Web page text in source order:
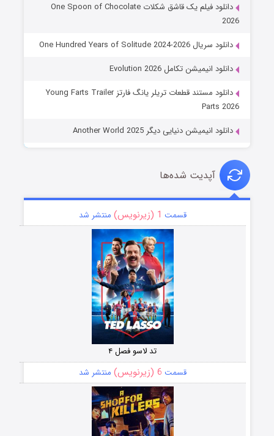
دانلود فیلم یک قاشق شکلات One Spoon of Chocolate
2026
دانلود سریال One Hundred Years of Solitude 2024-2026
دانلود انیمیشن تکامل Evolution 2026
دانلود مستند قطعات تریلر یانگ فارتز Young Farts Trailer
Parts 2026
دانلود انیمیشن دنیایی دیگر Another World 2025
آپدیت شده‌ها
قسمت 1 (زیرنویس) منتشر شد
تد لاسو فصل ۴
قسمت 6 (زیرنویس) منتشر شد